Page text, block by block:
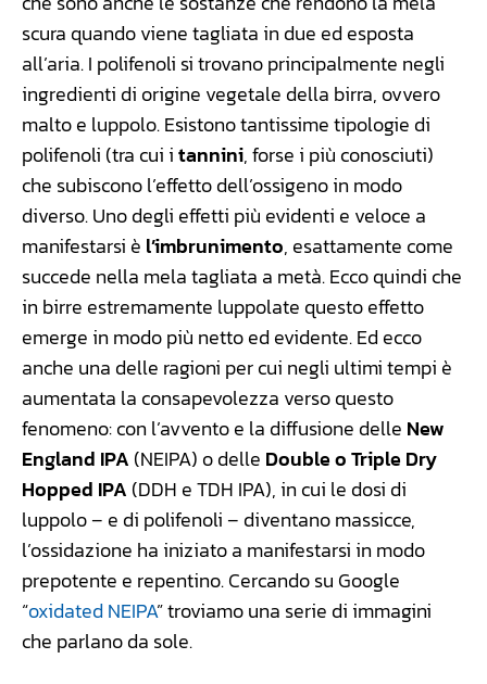
scura quando viene tagliata in due ed esposta
all’aria. I polifenoli si trovano principalmente negli
ingredienti di origine vegetale della birra, ovvero
malto e luppolo. Esistono tantissime tipologie di
polifenoli (tra cui itannini, forse i più conosciuti)
che subiscono l’effetto dell’ossigeno in modo
diverso. Uno degli effetti più evidenti e veloce a
manifestarsi è l’imbrunimento, esattamente come
succede nella mela tagliata a metà. Ecco quindi che
in birre estremamente luppolate questo effetto
emerge in modo più netto ed evidente. Ed ecco
anche una delle ragioni per cui negli ultimi tempi è
aumentata la consapevolezza verso questo
fenomeno: con l’avvento e la diffusione delle New
England IPA (NEIPA) o delle Double o Triple Dry
Hopped IPA (DDH e TDH IPA), in cui le dosi di
luppolo – e di polifenoli – diventano massicce,
l’ossidazione ha iniziato a manifestarsi in modo
prepotente e repentino. Cercando su Google
“oxidated NEIPA” troviamo una serie di immagini
che parlano da sole.